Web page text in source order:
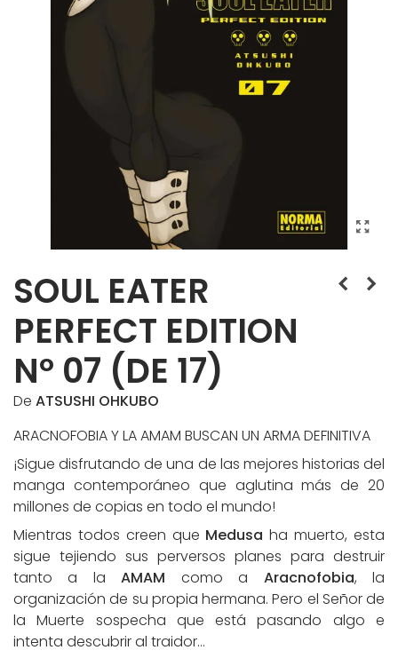
SOUL EATER
PERFECT EDITION
Nº 07 (DE 17)
De ATSUSHI OHKUBO
ARACNOFOBIA Y LA AMAM BUSCAN UN ARMA DEFINITIVA
¡Sigue disfrutando de una de las mejores historias del
manga contemporáneo que aglutina más de 20
millones de copias en todo el mundo!
Mientras todos creen que Medusa ha muerto, esta
sigue tejiendo sus perversos planes para destruir
tanto a laAMAM como a Aracnofobia, la
organización de su propia hermana. Pero el Señor de
la Muerte sospecha que está pasando algo e
intenta descubrir al traidor…